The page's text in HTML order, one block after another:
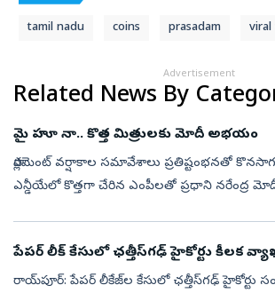
tamil nadu coins prasadam viral
Advertisement
Related News By
మై హూ నా.. కొత్త మిత్రులకు మోదీ అభయం
పార్లమెంట్‌ వర్షాకాల సమావేశాలు ప్రతిష్టంభనతో
ఎన్డీయేలో కొత్తగా చేరిన ఎంపీలతో ప్రధాని నరేంద్ర
పేపర్‌ లీక్‌ కేసులో ఛత్తీస్‌గఢ్‌ హైకోర్టు కీలక
రాయ్‌పూర్‌: పేపర్‌ లీకేజ్‌ల కేసులో ఛత్తీస్‌గఢ్‌ హైకోర్టు